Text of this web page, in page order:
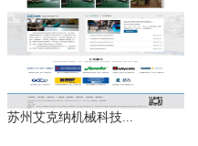
苏州艾克纳机械科技...